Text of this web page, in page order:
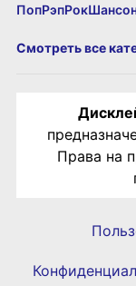
ПопРэпРок
Смотреть все
Права на